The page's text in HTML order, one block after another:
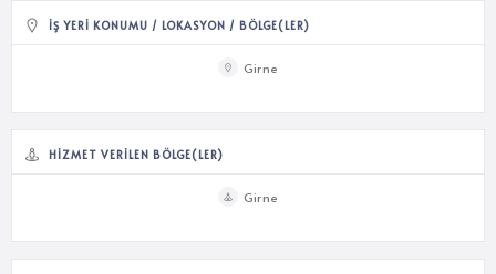
İŞ YERI KONUMU / LOKASYON / BÖLGE(LER)
Girne
HIZMET VERILEN BÖLGE(LER)
Girne